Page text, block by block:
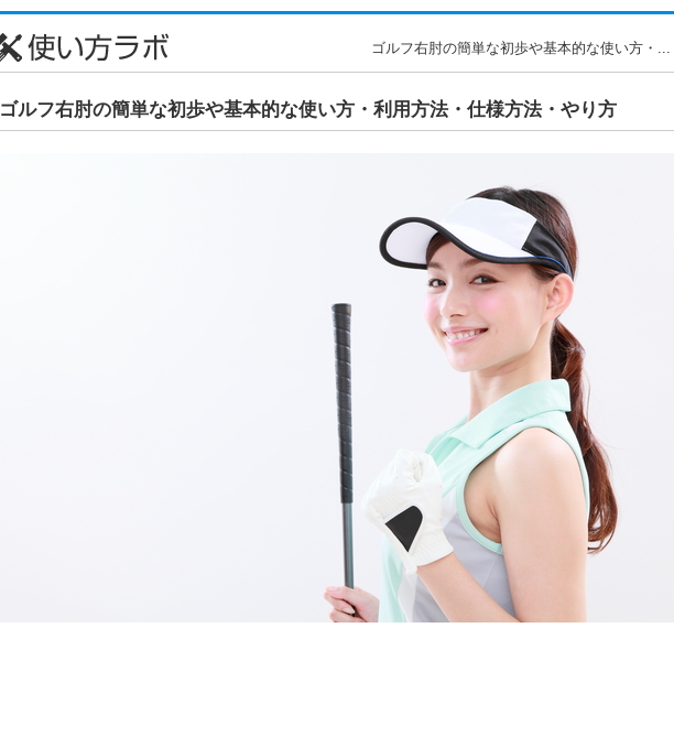
ゴルフ右肘の簡単な初歩や基本的な使い方・
ゴルフ右肘の簡単な初歩や基本的な使い方・利用方法・仕様方法・やり方